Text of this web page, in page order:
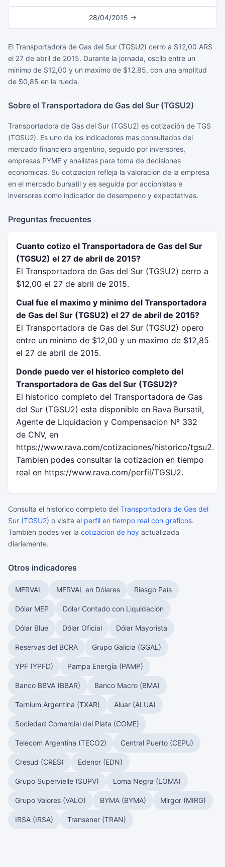
28/04/2015 →
El Transportadora de Gas del Sur (TGSU2) cerro a $12,00 ARS
el 27 de abril de 2015. Durante la jornada, oscilo entre un
minimo de $12,00 y un maximo de $12,85, con una amplitud
de $0,85 en la rueda.
Sobre el Transportadora de Gas del Sur (TGSU2)
Transportadora de Gas del Sur (TGSU2) es cotización de TGS
(TGSU2). Es uno de los indicadores mas consultados del
mercado financiero argentino, seguido por inversores,
empresas PYME y analistas para toma de decisiones
economicas. Su cotizacion refleja la valoracion de la empresa
en el mercado bursatil y es seguida por accionistas e
inversores como indicador de desempeno y expectativas.
Preguntas frecuentes
Cuanto cotizo el Transportadora de Gas del Sur
(TGSU2) el 27 de abril de 2015?
El Transportadora de Gas del Sur (TGSU2) cerro a
$12,00 el 27 de abril de 2015.
Cual fue el maximo y minimo del Transportadora
de Gas del Sur (TGSU2) el 27 de abril de 2015?
El Transportadora de Gas del Sur (TGSU2) opero
entre un minimo de $12,00 y un maximo de $12,85
el 27 de abril de 2015.
Donde puedo ver el historico completo del
Transportadora de Gas del Sur (TGSU2)?
El historico completo del Transportadora de Gas
del Sur (TGSU2) esta disponible en Rava Bursatil,
Agente de Liquidacion y Compensacion Nº 332
de CNV, en
https://www.rava.com/cotizaciones/historico/tgsu2.
Tambien podes consultar la cotizacion en tiempo
real en https://www.rava.com/perfil/TGSU2.
Consulta el historico completo del Transportadora de Gas del
Sur (TGSU2) o visita el perfil en tiempo real con graficos.
Tambien podes ver la cotizacion de hoy actualizada
diariamente.
Otros indicadores
MERVAL MERVAL en Dólares Riesgo País
Dólar MEP Dólar Contado con Liquidación
Dólar Blue Dólar Oficial Dólar Mayorista
Reservas del BCRA Grupo Galicia (GGAL)
YPF (YPFD) Pampa Energía (PAMP)
Banco BBVA (BBAR) Banco Macro (BMA)
Ternium Argentina (TXAR) Aluar (ALUA)
Sociedad Comercial del Plata (COME)
Telecom Argentina (TECO2) Central Puerto (CEPU)
Cresud (CRES) Edenor (EDN)
Grupo Supervielle (SUPV) Loma Negra (LOMA)
Grupo Valores (VALO) BYMA (BYMA) Mirgor (MIRG)
IRSA (IRSA) Transener (TRAN)